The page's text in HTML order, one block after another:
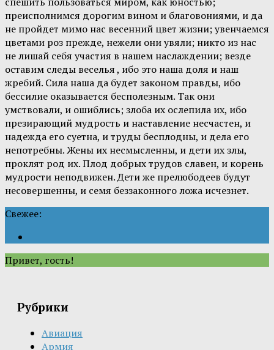
преисполнимся дорогим вином и благовониями, и да
не пройдет мимо нас весенний цвет жизни; увенчаемся
цветами роз прежде, нежели они увяли; никто из нас
не лишай себя участия в нашем наслаждении; везде
оставим следы веселья , ибо это наша доля и наш
жребий. Сила наша да будет законом правды, ибо
бессилие оказывается бесполезным. Так они
умствовали, и ошиблись; злоба их ослепила их, ибо
презирающий мудрость и наставление несчастен, и
надежда его суетна, и труды бесплодны, и дела его
непотребны. Жены их несмысленны, и дети их злы,
проклят род их. Плод добрых трудов славен, и корень
мудрости неподвижен. Дети же прелюбодеев будут
несовершенны, и семя беззаконного ложа исчезнет.
Свежее:
Привет, гость!
Рубрики
Авиация
Армия